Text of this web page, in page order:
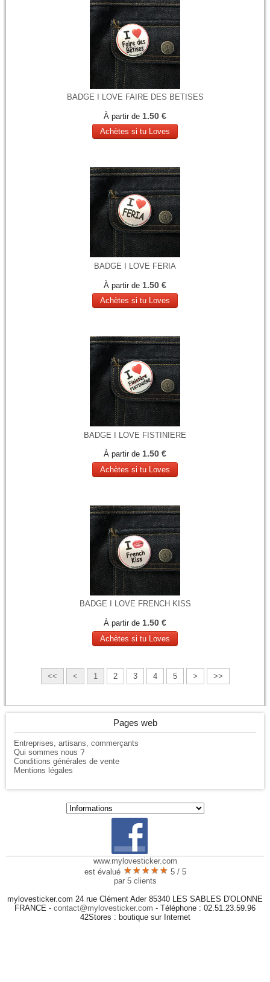
BADGE I LOVE FAIRE DES BETISES
À partir de 1.50 €
Achètes si tu Loves
BADGE I LOVE FERIA
À partir de 1.50 €
Achètes si tu Loves
BADGE I LOVE FISTINIERE
À partir de 1.50 €
Achètes si tu Loves
BADGE I LOVE FRENCH KISS
À partir de 1.50 €
Achètes si tu Loves
<< < 1 2 3 4 5 > >>
Pages web
Entreprises, artisans, commerçants
Qui sommes nous ?
Conditions générales de vente
Mentions légales
www.mylovesticker.com
est évalué ★ ★ ★ ★ ★
★ ★ ★ ★ ★ 5/ 5
par 5 clients
mylovesticker.com 24 rue Clément Ader 85340 LES SABLES D'OLONNE
FRANCE - contact@mylovesticker.com - Téléphone : 02.51.23.59.96
42Stores : boutique sur Internet